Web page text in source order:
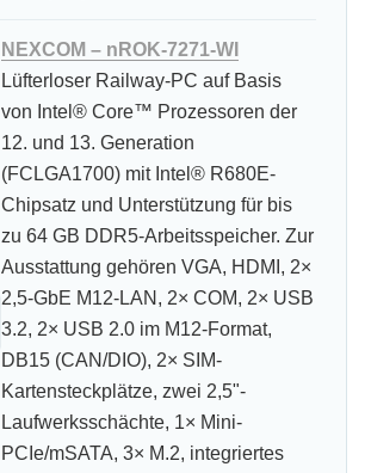
NEXCOM – nROK-7271-WI
Lüfterloser Railway-PC auf Basis
von Intel® Core™ Prozessoren der
12. und 13. Generation
(FCLGA1700) mit Intel® R680E-
Chipsatz und Unterstützung für bis
zu 64 GB DDR5-Arbeitsspeicher. Zur
Ausstattung gehören VGA, HDMI, 2×
2,5-GbE M12-LAN, 2× COM, 2× USB
3.2, 2× USB 2.0 im M12-Format,
DB15 (CAN/DIO), 2× SIM-
Kartensteckplätze, zwei 2,5"-
Laufwerksschächte, 1× Mini-
PCIe/mSATA, 3× M.2, integriertes